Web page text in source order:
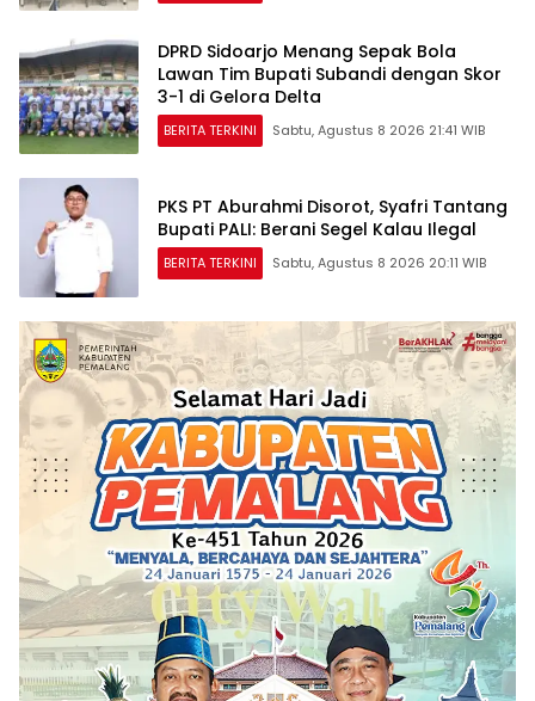
DPRD Sidoarjo Menang Sepak Bola
Lawan Tim Bupati Subandi dengan Skor
3-1 di Gelora Delta
BERITA TERKINI Sabtu, Agustus 8 2026 21:41 WIB
PKS PT Aburahmi Disorot, Syafri Tantang
Bupati PALI: Berani Segel Kalau Ilegal
BERITA TERKINI Sabtu, Agustus 8 2026 20:11 WIB